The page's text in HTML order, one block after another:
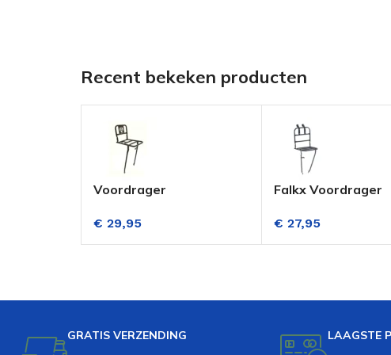
Recent bekeken producten
Voordrager
Aluminium
€ 29,95
Falkx Voordrager
€ 27,95
GRATIS VERZENDING LAAGSTE